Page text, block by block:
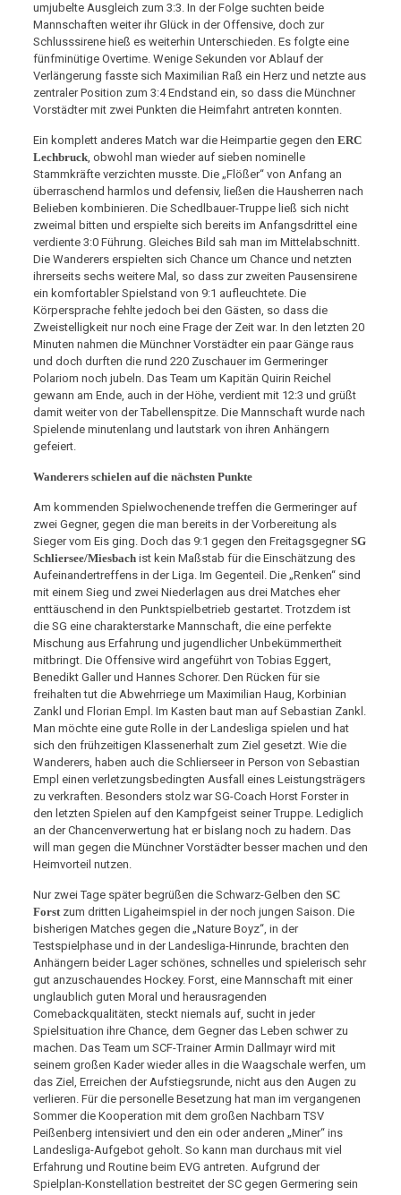
umjubelte Ausgleich zum 3:3. In der Folge suchten beide
Mannschaften weiter ihr Glück in der Offensive, doch zur
Schlusssirene hieß es weiterhin Unterschieden. Es folgte eine
fünfminütige Overtime. Wenige Sekunden vor Ablauf der
Verlängerung fasste sich Maximilian Raß ein Herz und netzte aus
zentraler Position zum 3:4 Endstand ein, so dass die Münchner
Vorstädter mit zwei Punkten die Heimfahrt antreten konnten.
Ein komplett anderes Match war die Heimpartie gegen den ERC
Lechbruck, obwohl man wieder auf sieben nominelle
Stammkräfte verzichten musste. Die „Flößer“ von Anfang an
überraschend harmlos und defensiv, ließen die Hausherren nach
Belieben kombinieren. Die Schedlbauer-Truppe ließ sich nicht
zweimal bitten und erspielte sich bereits im Anfangsdrittel eine
verdiente 3:0 Führung. Gleiches Bild sah man im Mittelabschnitt.
Die Wanderers erspielten sich Chance um Chance und netzten
ihrerseits sechs weitere Mal, so dass zur zweiten Pausensirene
ein komfortabler Spielstand von 9:1 aufleuchtete. Die
Körpersprache fehlte jedoch bei den Gästen, so dass die
Zweistelligkeit nur noch eine Frage der Zeit war. In den letzten 20
Minuten nahmen die Münchner Vorstädter ein paar Gänge raus
und doch durften die rund 220 Zuschauer im Germeringer
Polariom noch jubeln. Das Team um Kapitän Quirin Reichel
gewann am Ende, auch in der Höhe, verdient mit 12:3 und grüßt
damit weiter von der Tabellenspitze. Die Mannschaft wurde nach
Spielende minutenlang und lautstark von ihren Anhängern
gefeiert.
Wanderers schielen auf die nächsten Punkte
Am kommenden Spielwochenende treffen die Germeringer auf
zwei Gegner, gegen die man bereits in der Vorbereitung als
Sieger vom Eis ging. Doch das 9:1 gegen den FreitagsgegnerSG
Schliersee/Miesbachist kein Maßstab für die Einschätzung des
Aufeinandertreffens in der Liga. Im Gegenteil. Die „Renken“ sind
mit einem Sieg und zwei Niederlagen aus drei Matches eher
enttäuschend in den Punktspielbetrieb gestartet. Trotzdem ist
die SG eine charakterstarke Mannschaft, die eine perfekte
Mischung aus Erfahrung und jugendlicher Unbekümmertheit
mitbringt. Die Offensive wird angeführt von Tobias Eggert,
Benedikt Galler und Hannes Schorer. Den Rücken für sie
freihalten tut die Abwehrriege um Maximilian Haug, Korbinian
Zankl und Florian Empl. Im Kasten baut man auf Sebastian Zankl.
Man möchte eine gute Rolle in der Landesliga spielen und hat
sich den frühzeitigen Klassenerhalt zum Ziel gesetzt. Wie die
Wanderers, haben auch die Schlierseer in Person von Sebastian
Empl einen verletzungsbedingten Ausfall eines Leistungsträgers
zu verkraften. Besonders stolz war SG-Coach Horst Forster in
den letzten Spielen auf den Kampfgeist seiner Truppe. Lediglich
an der Chancenverwertung hat er bislang noch zu hadern. Das
will man gegen die Münchner Vorstädter besser machen und den
Heimvorteil nutzen.
Nur zwei Tage später begrüßen die Schwarz-Gelben den SC
Forstzum dritten Ligaheimspiel in der noch jungen Saison. Die
bisherigen Matches gegen die „Nature Boyz“, in der
Testspielphase und in der Landesliga-Hinrunde, brachten den
Anhängern beider Lager schönes, schnelles und spielerisch sehr
gut anzuschauendes Hockey. Forst, eine Mannschaft mit einer
unglaublich guten Moral und herausragenden
Comebackqualitäten, steckt niemals auf, sucht in jeder
Spielsituation ihre Chance, dem Gegner das Leben schwer zu
machen. Das Team um SCF-Trainer Armin Dallmayr wird mit
seinem großen Kader wieder alles in die Waagschale werfen, um
das Ziel, Erreichen der Aufstiegsrunde, nicht aus den Augen zu
verlieren. Für die personelle Besetzung hat man im vergangenen
Sommer die Kooperation mit dem großen Nachbarn TSV
Peißenberg intensiviert und den ein oder anderen „Miner“ ins
Landesliga-Aufgebot geholt. So kann man durchaus mit viel
Erfahrung und Routine beim EVG antreten. Aufgrund der
Spielplan-Konstellation bestreitet der SC gegen Germering sein